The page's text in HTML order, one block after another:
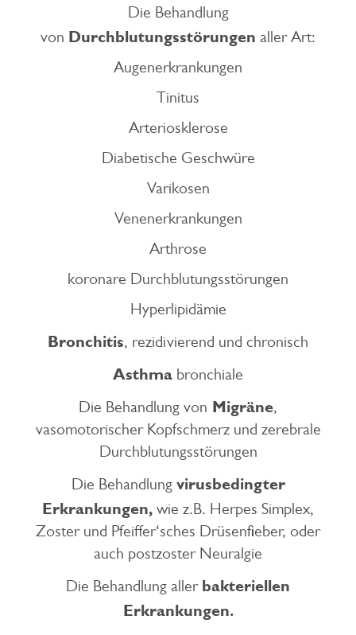
Die Behandlung
von Durchblutungsstörungen aller Art:
Augenerkrankungen
Tinitus
Arteriosklerose
Diabetische Geschwüre
Varikosen
Venenerkrankungen
Arthrose
koronare Durchblutungsstörungen
Hyperlipidämie
Bronchitis, rezidivierend und chronisch
Asthma bronchiale
Die Behandlung von Migräne,
vasomotorischer Kopfschmerz und zerebrale
Durchblutungsstörungen
Die Behandlung virusbedingter
Erkrankungen, wie z.B. Herpes Simplex,
Zoster und Pfeiffer‘sches Drüsenfieber, oder
auch postzoster Neuralgie
Die Behandlung aller bakteriellen
Erkrankungen.